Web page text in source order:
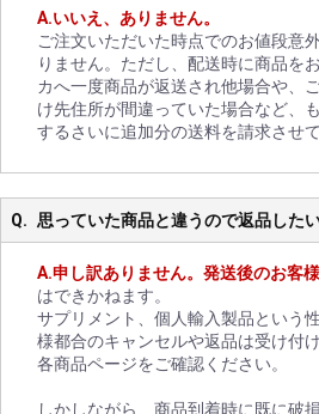
いいえ、ありません。
ご注文いただいた時点でのお値段意
りません。ただし、配送時に商品を
カへ一度商品が返送され他場合や、
け先住所が間違っていた場合など、
するさいに追加分の送料を請求させ
思っていた商品と違うので返品したい
申し訳ありません。発送後のお客
はできかねます。
サプリメント、個人輸入製品という
様都合のキャンセルや返品は受け付
各商品ページをご確認ください。
しかしながら、商品到着時に既に破